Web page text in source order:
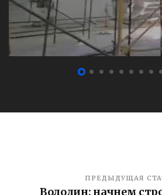
ПРЕДЫДУЩАЯ
Володин: начнем